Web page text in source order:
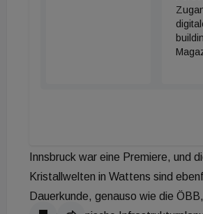
Haltung verständlicher: Größtes
das Kinder- und Herz-Zentrum in
sämtliche Stark- und
Innsbruck war eine Premiere, und
Kristallwelten in Wattens sind
Dauerkunde, genauso wie die